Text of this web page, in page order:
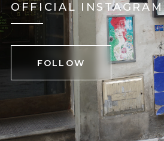
OFFICIAL INSTAGRAM
FOLLOW